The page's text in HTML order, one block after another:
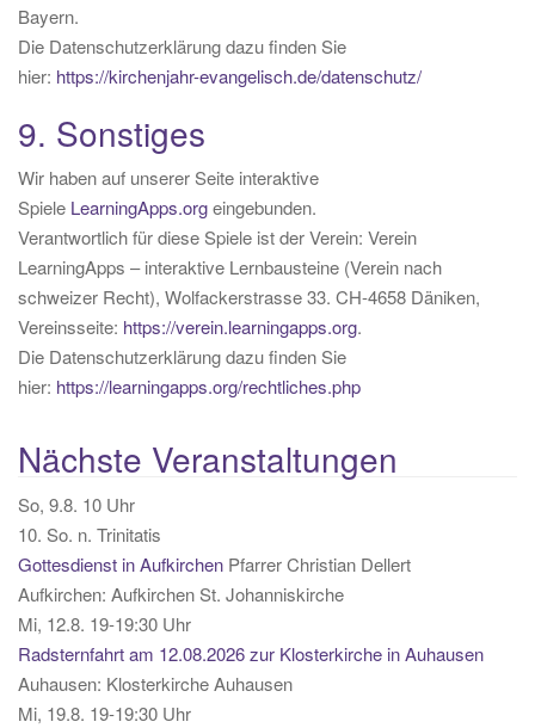
Bayern.
Die Datenschutzerklärung dazu finden Sie
hier: https://kirchenjahr-evangelisch.de/datenschutz/
9. Sonstiges
Wir haben auf unserer Seite interaktive
Spiele LearningApps.orgeingebunden.
Verantwortlich für diese Spiele ist der Verein: Verein
LearningApps – interaktive Lernbausteine (Verein nach
schweizer Recht), Wolfackerstrasse 33. CH-4658 Däniken,
Vereinsseite: https://verein.learningapps.org.
Die Datenschutzerklärung dazu finden Sie
hier: https://learningapps.org/rechtliches.php
Nächste Veranstaltungen
So, 9.8. 10 Uhr
10. So. n. Trinitatis
Gottesdienst in Aufkirchen Pfarrer Christian Dellert
Aufkirchen: Aufkirchen St. Johanniskirche
Mi, 12.8. 19-19:30 Uhr
Radsternfahrt am 12.08.2026 zur Klosterkirche in Auhausen
Auhausen: Klosterkirche Auhausen
Mi, 19.8. 19-19:30 Uhr